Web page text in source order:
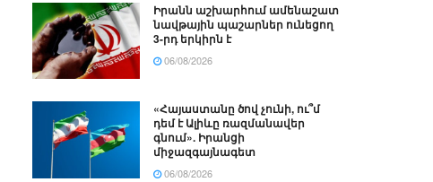
Իրանն աշխարհում ամենաշատ
նավթային պաշարներ ունեցող
3-րդ երկիրն է
06/08/2026
«Հայաստանը ծով չունի, ու՞մ
դեմ է Ալիևը ռազմանավեր
գնում». Իրանցի
միջազգայնագետ
06/08/2026